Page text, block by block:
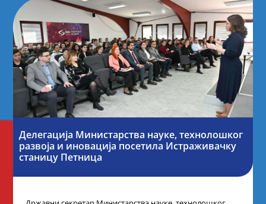
Делегација Министарства науке, технолошког
развоја и иновација посетила Истраживачку
станицу Петница